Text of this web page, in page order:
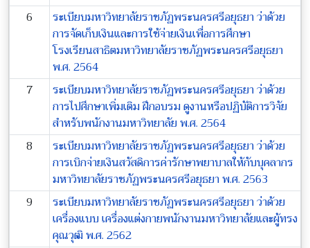
6
ระเบียบมหาวิทยาลัยราชภัฏพระนครศรีอยุธยา ว่าด้วย
การจัดเก็บเงินและการใช้จ่ายเงินเพื่อการศึกษา
โรงเรียนสาธิตมหาวิทยาลัยราชภัฏพระนครศรีอยุธยา
พ.ศ. 2564
7
ระเบียบมหาวิทยาลัยราชภัฏพระนครศรีอยุธยา ว่าด้วย
การไปศึกษาเพิ่มเติม ฝึกอบรม ดูงานหรือปฏิบัติการวิจัย
สำหรับพนักงานมหาวิทยาลัย พ.ศ. 2564
8
ระเบียบมหาวิทยาลัยราชภัฏพระนครศรีอยุธยา ว่าด้วย
การเบิกจ่ายเงินสวัสดิการค่ารักษาพยาบาลให้กับบุคลากร
มหาวิทยาลัยราชภัฏพระนครศรีอยุธยา พ.ศ. 2563
9
ระเบียบมหาวิทยาลัยราชภัฏพระนครศรีอยุธยา ว่าด้วย
เครื่องแบบ เครื่องแต่งกายพนักงานมหาวิทยาลัยและผู้ทรง
คุณวุฒิ พ.ศ. 2562